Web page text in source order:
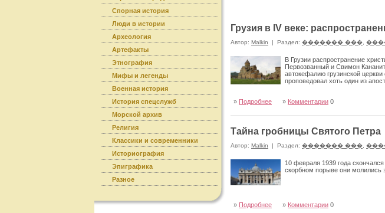
Спорная история
Люди в истории
Археология
Артефакты
Этнография
Мифы и легенды
Военная история
История спецслужб
Морской архив
Религия
Классики и современники
Историография
Эпиграфика
Разное
Грузия в IV веке:
Автор: Malkin | Раздел: ������� ���
В Грузии распространение
Первозванный и Свимон
автокефалию грузинской
проповедовал хоть один из
» Подробнее » Комментарии 0
Тайна гробницы Святого Петра
Автор: Malkin | Раздел: ������� ���
10 февраля 1939 года
скорбном порыве они молились
» Подробнее » Комментарии 0